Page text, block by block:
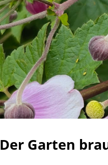
Der Garten